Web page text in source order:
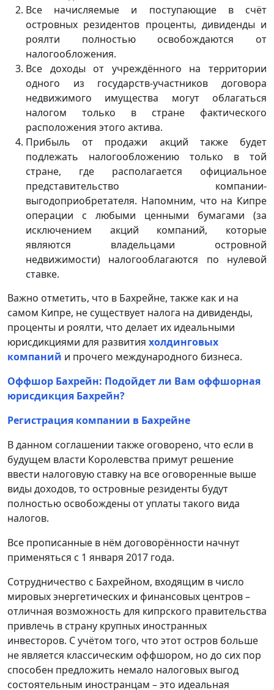
Все начисляемые и поступающие в счёт
островных резидентов проценты, дивиденды и
роялти полностью освобождаются от
налогообложения.
Все доходы от учреждённого на территории
одного из государств-участников договора
недвижимого имущества могут облагаться
налогом только в стране фактического
расположения этого актива.
Прибыль от продажи акций также будет
подлежать налогообложению только в той
стране, где располагается официальное
представительство компании-
выгодоприобретателя. Напомним, что на Кипре
операции с любыми ценными бумагами (за
исключением акций компаний, которые
являются владельцами островной
недвижимости) налогооблагаются по нулевой
ставке.
Важно отметить, что в Бахрейне, также как и на
самом Кипре, не существует налога на дивиденды,
проценты и роялти, что делает их идеальными
юрисдикциями для развития холдинговых
компаний и прочего международного бизнеса.
Оффшор Бахрейн: Подойдет ли Вам оффшорная
юрисдикция Бахрейн?
Регистрация компании в Бахрейне
В данном соглашении также оговорено, что если в
будущем власти Королевства примут решение
ввести налоговую ставку на все оговоренные выше
виды доходов, то островные резиденты будут
полностью освобождены от уплаты такого вида
налогов.
Все прописанные в нём договорённости начнут
применяться с 1 января 2017 года.
Сотрудничество с Бахрейном, входящим в число
мировых энергетических и финансовых центров –
отличная возможность для кипрского правительства
привлечь в страну крупных иностранных
инвесторов. С учётом того, что этот остров больше
не является классическим оффшором, но до сих пор
способен предложить немало налоговых выгод
состоятельным иностранцам – это идеальная